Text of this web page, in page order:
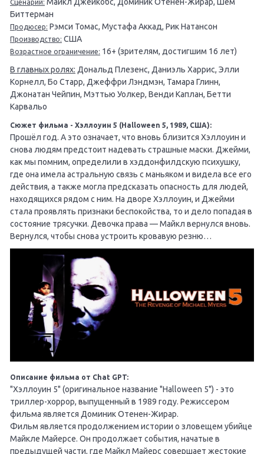
Сценарий:
Биттерман
Продюсер: Рэмси Томас, Мустафа Аккад, Рик Натансон
Производство: США
Возрастное ограничение: 16+ (зрителям, достигшим 16 лет)
В главных ролях: Дональд Плезенс, Даниэль Харрис, Элли
Корнелл, Бо Старр, Джеффри Лэндмэн, Тамара Глинн,
Джонатан Чейпин, Мэттью Уолкер, Венди Каплан, Бетти
Карвальо
Сюжет фильма - Хэллоуин 5 (Halloween 5, 1989, США):
Прошёл год. А это означает, что вновь близится Хэллоуин и
снова людям предстоит надевать страшные маски. Джейми,
как мы помним, определили в хэддонфилдскую психушку,
где она имела астральную связь с маньяком и видела все его
действия, а также могла предсказать опасность для людей,
находящихся рядом с ним. На дворе Хэллоуин, и Джейми
стала проявлять признаки беспокойства, то и дело попадая в
состояние трясучки. Девочка права — Майкл вернулся вновь.
Вернулся, чтобы снова устроить кровавую резню…
Описание фильма от Chat GPT:
"Хэллоуин 5" (оригинальное название "Halloween 5") - это
триллер-хоррор, выпущенный в 1989 году. Режиссером
фильма является Доминик Отенен-Жирар.
Фильм является продолжением истории о зловещем убийце
Майкле Майерсе. Он продолжает события, начатые в
предыдущей части, где Майкл Майерс совершает жестокие